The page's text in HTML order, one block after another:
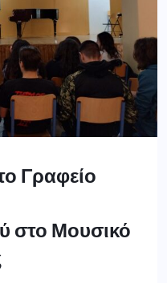
Γραφείο
στο Μουσικό